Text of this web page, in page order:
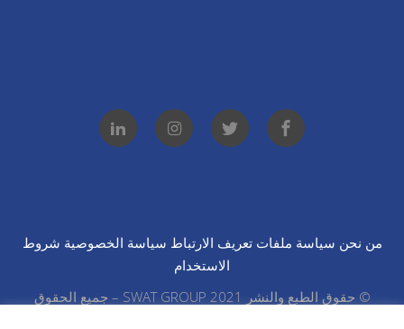
من نحن سياسة ملفات تعريف الارتباط سياسة الخصوصية شروط
الاستخدام
© حقوق الطبع والنشر 2021 SWAT GROUP – جميع الحقوق